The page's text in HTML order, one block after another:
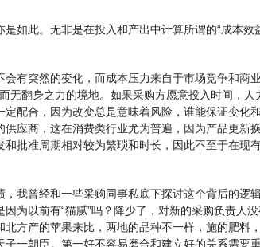
如此。无非是在投入和产出中计算所谓的“成本效
有突然的变化，而成本压力来自于市场竞争和
无翻身之力的境地。如果采购方愿意投入时间，
配合，因为改变总是意味着风险，谁能保证变
应商，这在消费类行业尤为普遍，因为产品更
批准周期相对较为繁琐和时长，因此不至于在现
我曾经和一些采购同事私底下探讨这个背后的
为以前有“猫腻”吗？降少了，对新的采购负责人
方产的苹果来比，两地的品种不一样，施的肥料
一朝臣。第一好不容易磨合和建立好的关系需